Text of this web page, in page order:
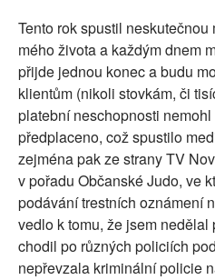
Tento rok spustil
mého života a každým dnem
přijde jednou konec a budu
klientům (nikoli stovkám, či
platební neschopnosti
předplaceno, což spustilo
zejména pak ze strany TV
v pořadu Občanské Judo, ve
podávání trestních oznámení
vedlo k tomu, že jsem
chodil po různých policiích
nepřevzala kriminální policie